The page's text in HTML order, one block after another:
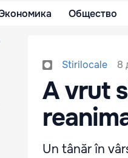
Общество
Stirilocale 8
A vrut
Un tânăr în